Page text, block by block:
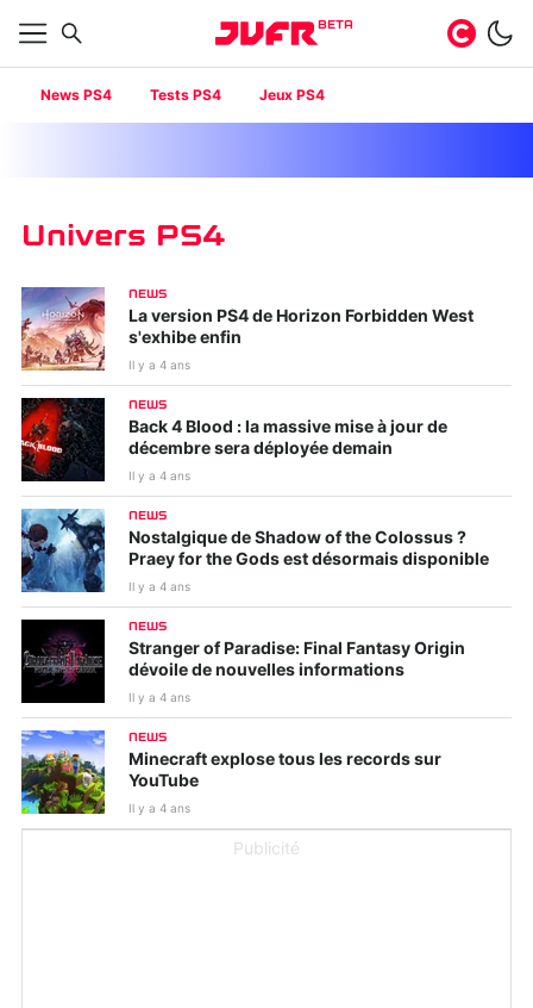
BETA
News PS4 Tests PS4 Jeux PS4
Univers PS4
NEWS
La version PS4 de Horizon Forbidden West
s'exhibe enfin
Il y a 4 ans
NEWS
Back 4 Blood : la massive mise à jour de
décembre sera déployée demain
Il y a 4 ans
NEWS
Nostalgique de Shadow of the Colossus ?
Praey for the Gods est désormais disponible
Il y a 4 ans
NEWS
Stranger of Paradise: Final Fantasy Origin
dévoile de nouvelles informations
Il y a 4 ans
NEWS
Minecraft explose tous les records sur
YouTube
Il y a 4 ans
Publicité